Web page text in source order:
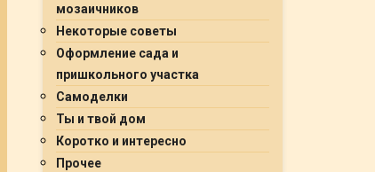
мозаичников
Некоторые советы
Оформление сада и
пришкольного участка
Самоделки
Ты и твой дом
Коротко и интересно
Прочее